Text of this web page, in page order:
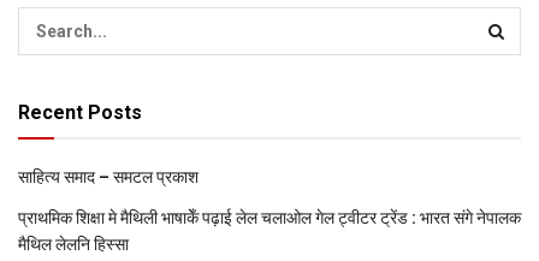
Recent Posts
साहित्य समाद – समटल प्रकाश
प्राथमिक शि‍क्षा मे मैथि‍ली भाषाकेँ पढ़ाई लेल चलाओल गेल ट्वीटर ट्रेंड : भारत संगे नेपालक
मैथिल लेलनि हिस्सा